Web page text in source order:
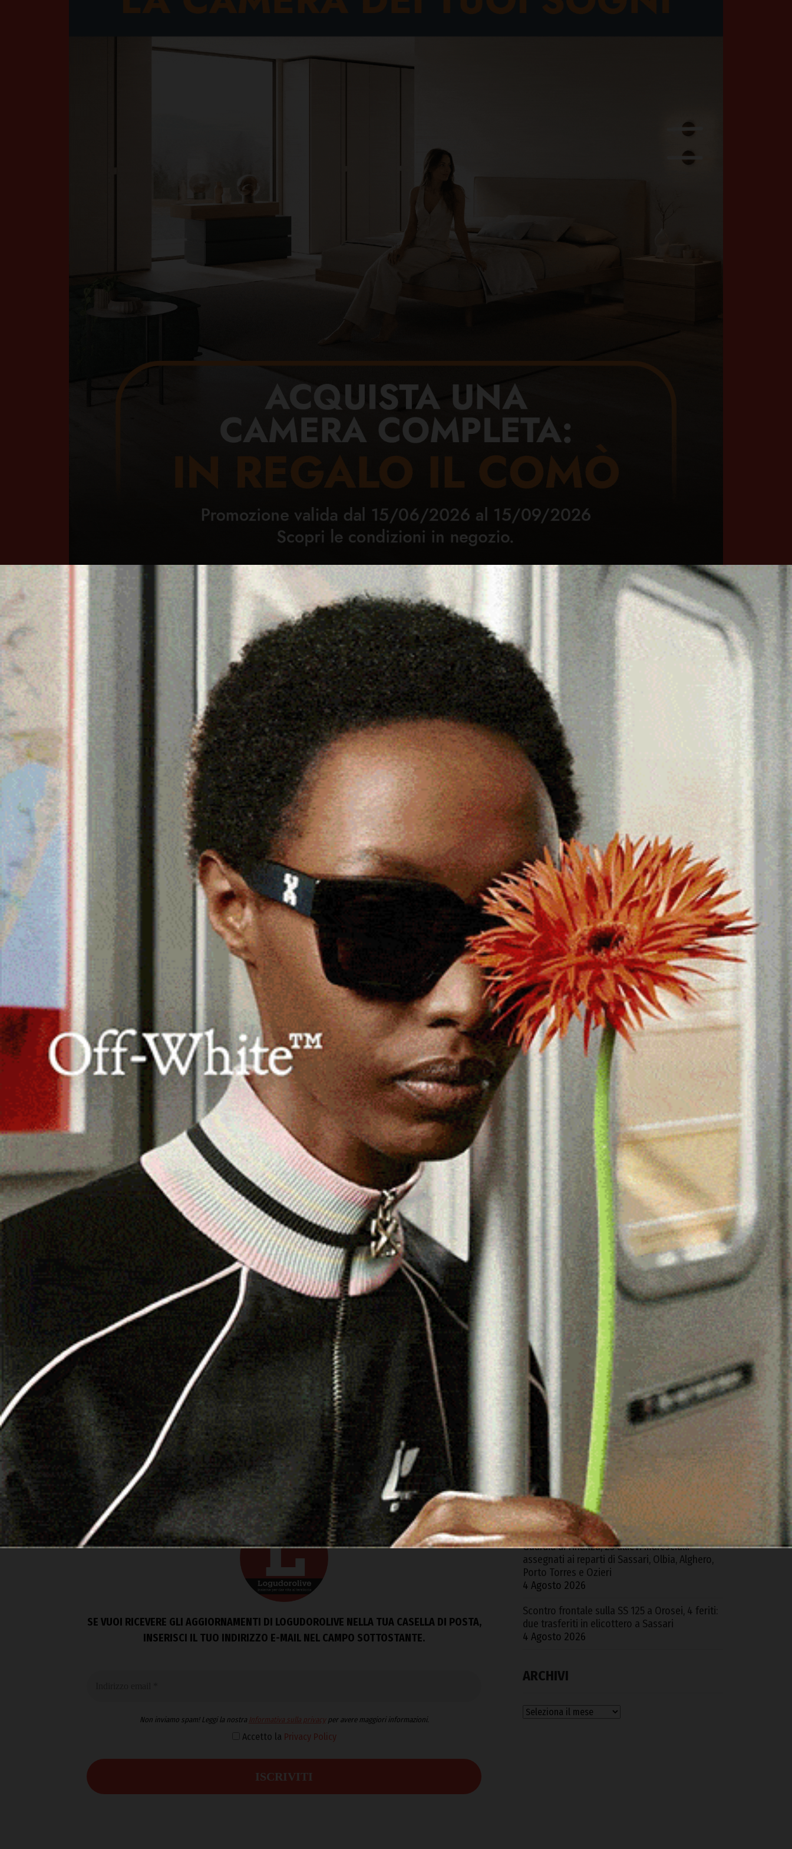
Home Ozieri Territorio Sardegna Cronaca Attualità Sport Cultura Rubriche Necrologie
Numeri
utili
Contatti
OZIERI, DOMATO DOPO ORE DI PAURA L’INCENDIO
DIVAMPATO NEL POMERIGGIO A PUPPURUJU
29 Giugno 2025, 23:57
Fondamentale per abbattere le fiamme l’intervento degli elicotteri del Corpo
Forestale e di un Canadair.
OZIERI | 29 giugno 2025.È stato domato dopo alcune ore di lavoro l’incendio che questo pomeriggio
ha investito la periferia Sud di Ozieri (leggi), facendo piombare nella paura diverse famiglie della zona,
costrette ad abbandonare per precauzione la propria casa. Le fiamme, partite intorno alle 14 nei pressi
di Puppuruju, vicino alla piscina comunale, si sono rapidamente estese verso la località Murada e la
Statale 128 bis, in direzione Mores. Il fuoco ha lambito diverse abitazioni, bruciando diversi ettari di
vegetazione e distruggendo recinzioni, impianti di irrigazione, frutteti, uliveti e altre coltivazioni. Il
fronte è stato domato intorno alle 19 grazie all’intervento coordinato degli elicotteri della flotta
regionale antincendio, di un Canadair e delle squadre a terra del Corpo Forestale, dei Vigili del Fuoco,
della Protezione Civile, dei Barracelli e di numerosi volontari.
Le cause dell’innesco restano ancora da chiarire. Si tratta del secondo episodio in pochi giorni: giovedì
scorso, infatti, un altro rogo ha colpito la zona di Donnighedda(leggi), nei pressi della caserma dei Vigili
del Fuoco, minacciando alcune abitazioni. Anche in questo caso, le fiamme sono state estinte grazie
all’intervento tempestivo dei mezzi aerei del Corpo Forestale.
Nella giornata odierna si sono verificati nel Nord Sardegna altri quattro grossi incendi, nello specifico
tra Alghero e Sassari, Muros, Ossi e Ittiri. In totale in tutta l’isola ne sono stati invece registrati 24.
Leggi le altre notizie su Logudorolive.it
Segui Logudorolive anche da Facebook
Facebook
WhatsApp
Telegram
EmailThreads
Incendio Ozieri Ozieri
SE VUOI RICEVERE GLI AGGIORNAMENTI DI LOGUDOROLIVE NELLA TUA CASELLA DI POSTA,
INSERISCI IL TUO INDIRIZZO E-MAIL NEL CAMPO SOTTOSTANTE.
Non inviamo spam! Leggi la nostra Informativa sulla privacyper avere maggiori informazioni.
Accetto la Privacy Policy
Cerca
Cerca
Facebook
ThreadsInstagram
X YouTube
ARTICOLI RECENTI
Berchidda, van sfonda una ringhiera e precipita
nella via sottostante
4 Agosto 2026
Crolla un muro a Bono, muore un 41enne
4
Agosto 2026
Atto intimidatorio contro i ricercatori dell’ET a
Lula, la condanna dell’Unione dei Comuni del
Montalbo
4 Agosto 2026
Guardia di Finanza, 25 allievi marescialli
assegnati ai reparti di Sassari, Olbia, Alghero,
Porto Torres e Ozieri
4 Agosto 2026
Scontro frontale sulla SS 125 a Orosei, 4 feriti:
due trasferiti in elicottero a Sassari
4 Agosto 2026
ARCHIVI
Archivi